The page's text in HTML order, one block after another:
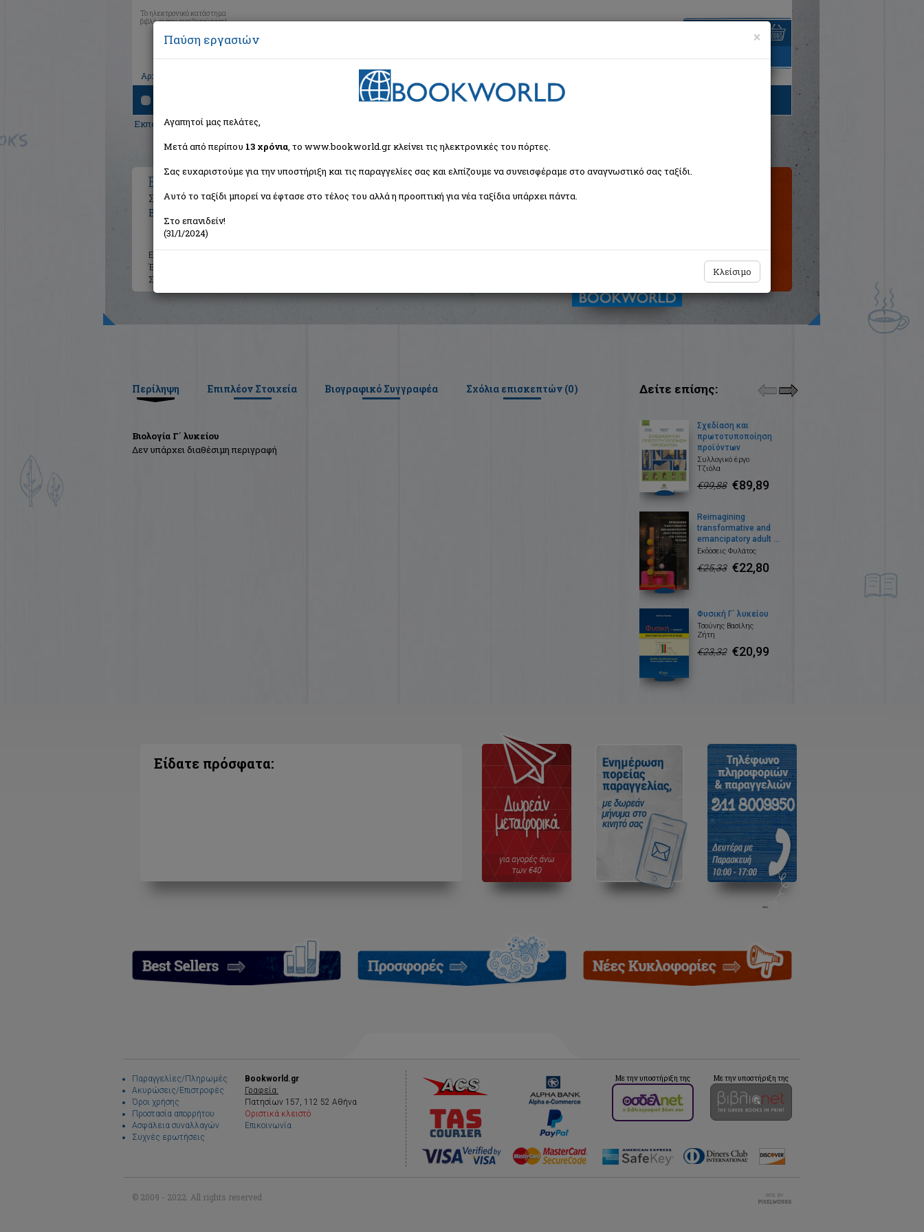
Το ηλεκτρονικό κατάστημα
βιβλίων που αναζητούσατε!
Αρχική
είναι άδειο
Εκπαίδευση>Γενικά > Βιολογία Γ΄ λυκείου
Βιολογία Γ΄ λυκείου
Συμπλήρωμα του σχολικού βιβλίου: Γενετική, ασκήσεις
Βότσης Πέτρος Γ.
Εκδότης:
Έτος:
Σελίδες:
Περίληψη Επιπλέον Στοιχεία Βιογραφικό Συγγραφέα Σχόλια επισκεπτών (0)
Βιολογία Γ΄ λυκείου
Δεν υπάρχει διαθέσιμη περιγραφή
Δείτε επίσης:
Σχεδίαση και
πρωτοτυποποίηση
προϊόντων
Συλλογικό έργο
Τζιόλα
€99,88 €89,89
Reimagining
transformative and
emancipatory adult ...
Εκδόσεις Φυλάτος
€25,33 €22,80
Φυσική Γ΄ λυκείου
Τσούνης Βασίλης
Ζήτη
€23,32 €20,99
Είδατε πρόσφατα:
Παραγγελίες/Πληρωμές
Ακυρώσεις/Επιστροφές
Όροι χρήσης
Προστασία απορρήτου
Ασφάλεια συναλλαγών
Συχνές ερωτήσεις
Bookworld.gr
Γραφεία:
Πατησίων 157, 112 52 Αθήνα
Οριστικά κλειστό
Επικοινωνία
Με την υποστήριξη της Με την υποστήριξη της
© 2009 - 2022. All rights reserved
×
Παύση εργασιών
Αγαπητοί μας πελάτες,
Μετά από περίπου 13 χρόνια, το www.bookworld.gr κλείνει τις ηλεκτρονικές του πόρτες.
Σας ευχαριστούμε για την υποστήριξη και τις παραγγελίες σας και ελπίζουμε να συνεισφέραμε στο αναγνωστικό σας ταξίδι.
Αυτό το ταξίδι μπορεί να έφτασε στο τέλος του αλλά η προοπτική για νέα ταξίδια υπάρχει πάντα.
Στο επανιδείν!
(31/1/2024)
Κλείσιμο